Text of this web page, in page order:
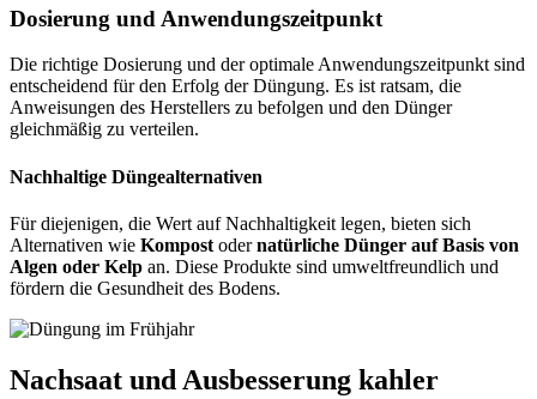
Dosierung und Anwendungszeitpunkt
Die richtige Dosierung und der optimale Anwendungszeitpunkt sind
entscheidend für den Erfolg der Düngung. Es ist ratsam, die
Anweisungen des Herstellers zu befolgen und den Dünger
gleichmäßig zu verteilen.
Nachhaltige Düngealternativen
Für diejenigen, die Wert auf Nachhaltigkeit legen, bieten sich
Alternativen wie Kompost odernatürliche Dünger auf Basis von
Algen oder Kelp an. Diese Produkte sind umweltfreundlich und
fördern die Gesundheit des Bodens.
Nachsaat und Ausbesserung kahler